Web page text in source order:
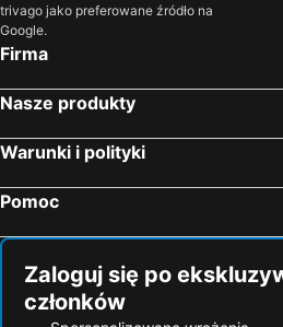
trivago jako preferowane źródło na
Google.
Firma
Nasze produkty
Warunki i polityki
Pomoc
Zaloguj się po
członków